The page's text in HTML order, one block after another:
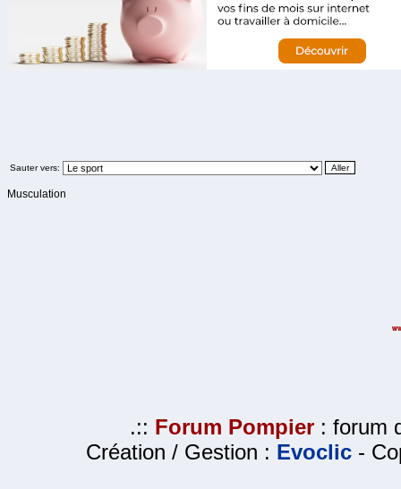
Sauter vers:
Musculation
.:: Forum Pompier : forum
Création / Gestion : Evoclic -